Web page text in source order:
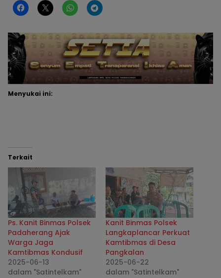
Menyukai ini:
Terkait
Ps. Kanit Binmas Polsek
Padaherang Ajak
Warga Jaga
Kamtibmas Kondusif
2025-06-13
dalam "Satintelkam"
Kanit Binmas Polsek
Langkaplancar Perkuat
Kamtibmas di Desa
Pangkalan
2025-06-22
dalam "Satintelkam"